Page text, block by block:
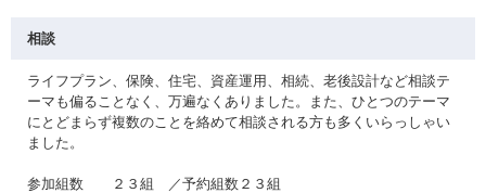
相談
ライフプラン、保険、住宅、資産運用、相続、老後設計など相談テ
ーマも偏ることなく、万遍なくありました。また、ひとつのテーマ
にとどまらず複数のことを絡めて相談される方も多くいらっしゃい
ました。
参加組数 ２３組 ／予約組数２３組